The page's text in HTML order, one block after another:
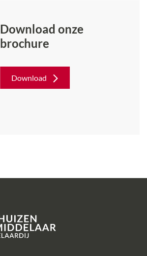
Download onze
brochure
Download